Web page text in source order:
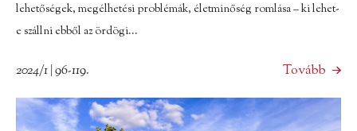
lehetőségek, megélhetési problémák, életminőség romlása – ki lehet-
e szállni ebből az ördögi...
2024/1 | 96-119. Tovább